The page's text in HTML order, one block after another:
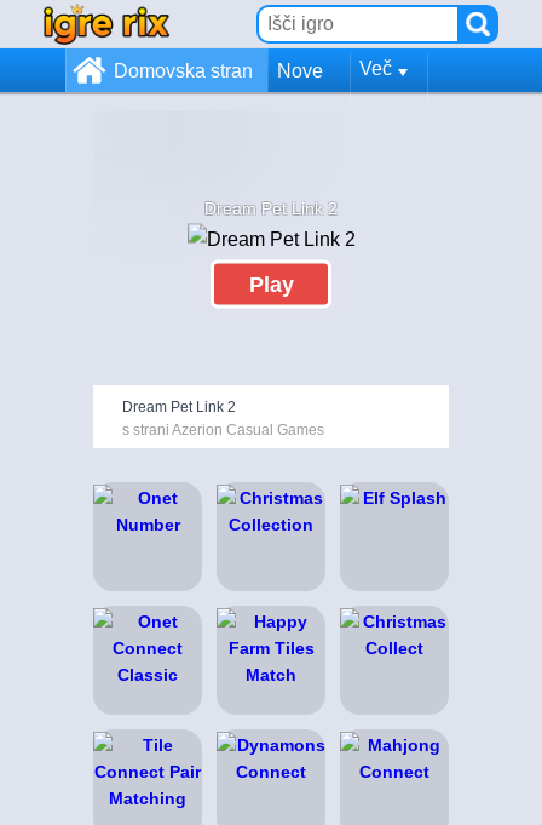
Domovska stran Nove Več
Dream Pet Link 2
Play
Dream Pet Link 2
s strani Azerion Casual Games